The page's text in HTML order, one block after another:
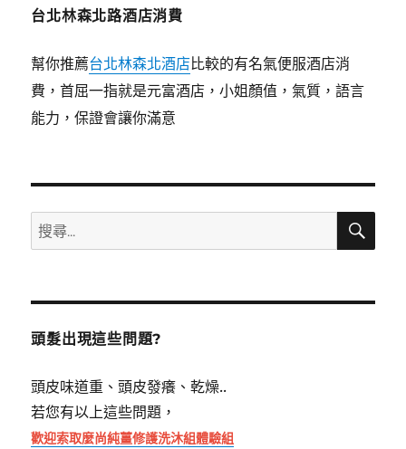
台北林森北路酒店消費
幫你推薦台北林森北酒店比較的有名氣便服酒店消
費，首屈一指就是元富酒店，小姐顏值，氣質，語言
能力，保證會讓你滿意
搜
尋
鍵
搜
頭髮出現這些問題?
頭皮味道重、頭皮發癢、乾燥..
若您有以上這些問題，
歡迎索取麼尚純薑修護洗沐組體驗組